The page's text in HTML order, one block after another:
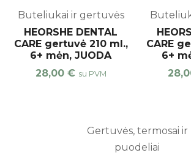
Buteliukai ir gertuvės
HEORSHE DENTAL
CARE gertuvė 210 ml.,
6+ mėn, JUODA
28,00 € su PVM
CARE
6+
Gertuvės, termosai ir
puodeliai